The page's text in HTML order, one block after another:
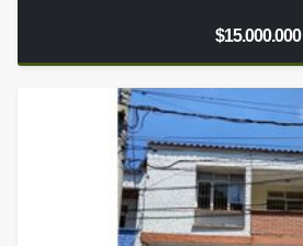
$15.000.000